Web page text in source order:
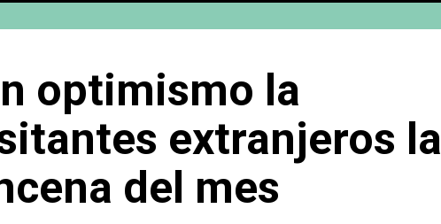
optimismo la
extranjeros la
del mes